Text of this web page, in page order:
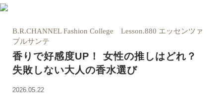
B.R.CHANNEL Fashion College Lesson.880 エッセンツァ
プルサンテ
香りで好感度UP！ 女性の推しはどれ？
失敗しない大人の香水選び
2026.05.22